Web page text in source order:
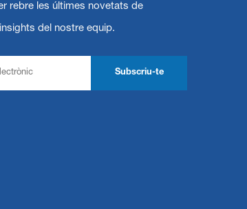
rebre les últimes novetats de
del nostre equip.
Subscriu-te